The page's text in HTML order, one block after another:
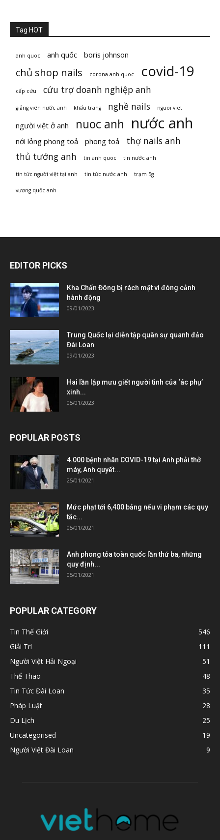
Tag HOT
anh quoc anh quốc boris johnson
chủ shop nails corona anh quoc covid-19
cấp cứu cứu trợ doanh nghiệp anh
giảng viên nước anh khẩu trang nghề nails nguoi viet
người việt ở anh nuoc anh nước anh
nới lỏng phong toả phong toả
thợ nails anh
thủ tướng anh
tin anh quoc tin nước anh
tin tức người việt tại anh tin tức nước anh trạm 5g
vương quốc anh
EDITOR PICKS
Kha Chấn Đông bị rách mặt vì đóng cảnh
hành động
09/01/2023
Trung Quốc lại diễn tập quân sự quanh đảo
Đài Loan
09/01/2023
Hai lần lập mưu giết người tình của ‘ác phụ’
xinh...
05/01/2023
POPULAR POSTS
4.000 bệnh nhân COVID-19 tại Anh phải thở
máy, Anh quyết...
25/01/2021
Mức phạt tới 6,400 bảng nếu vi phạm các quy
tắc...
05/01/2021
Anh phong tỏa toàn quốc lần thứ ba, những
quy định...
05/01/2021
POPULAR CATEGORY
Tin Thế Giới
546
Giải Trí
111
Người Việt Hải Ngoại
51
Thể Thao
48
Tin Tức Đài Loan
35
Pháp Luật
28
Du Lịch
25
Uncategorised
19
Người Việt Đài Loan
9